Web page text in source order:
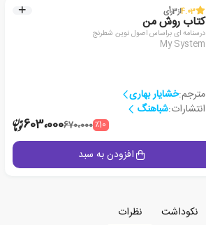
4.03از3رأی
کتاب روش من
درسنامه ای براساس اصول نوین شطرنج
My System
مترجم:خشایار بهاری
انتشارات:شباهنگ
٪10670،000603،000
افزودن به سبد
نکوداشت
نظرات